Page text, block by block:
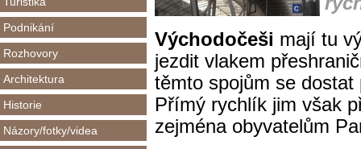
Podnikání
Rozhovory
Architektura
Historie
Názory/fotky/videa
Východočeši mají tu
jezdit vlakem
těmto spojům se
Přímý rychlík jim však
zejména obyvatelům